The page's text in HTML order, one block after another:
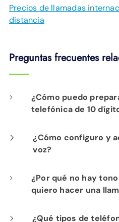
Precios de llamadas
distancia
Preguntas frecuentes
¿Cómo puedo
telefónica de 10
Si aún no lo hace,
marcar 10 dígitos
asegurarse de que su
donde haya
¿Cómo configuro y
voz?
Presione *98 y siga
*98 y siga las
¿Por qué no hay
quiero hacer una
Es posible que haya
¿Qué tipos de